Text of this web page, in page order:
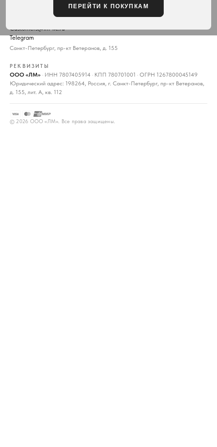
ПЕРЕЙТИ К ПОКУПКАМ
+7 929 115-81-82
Customers@lm-llc.ru
Telegram
Санкт-Петербург, пр-кт Ветеранов, д. 155
РЕКВИЗИТЫ
ООО «ЛМ» · ИНН 7807405914 · КПП 780701001 · ОГРН 1267800045149
Юридический адрес: 198264, Россия, г. Санкт-Петербург, пр-кт Ветеранов,
д. 155, лит. А, кв. 112
© 2026 ООО «ЛМ». Все права защищены.